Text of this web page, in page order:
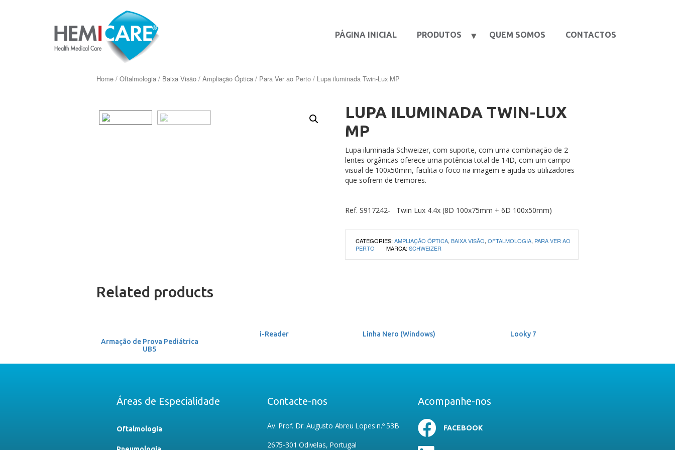
PÁGINA INICIAL PRODUTOS QUEM SOMOS CONTACTOS
Home / Oftalmologia / Baixa Visão / Ampliação Óptica / Para Ver ao Perto / Lupa iluminada Twin-Lux MP
LUPA ILUMINADA TWIN-LUX
MP
Lupa iluminada Schweizer, com suporte, com uma combinação de 2
lentes orgânicas oferece uma potência total de 14D, com um campo
visual de 100x50mm, facilita o foco na imagem e ajuda os utilizadores
que sofrem de tremores.
Ref. S917242- Twin Lux 4.4x (8D 100x75mm + 6D 100x50mm)
CATEGORIES: AMPLIAÇÃO ÓPTICA, BAIXA VISÃO, OFTALMOLOGIA, PARA VER AO
PERTO
MARCA: SCHWEIZER
Related products
Armação de Prova Pediátrica
UB5
i-Reader Linha Nero (Windows) Looky 7
Áreas de Especialidade
Oftalmologia
Contacte-nos
Av. Prof. Dr. Augusto Abreu Lopes n.º 53B
2675-301 Odivelas, Portugal
Acompanhe-nos
FACEBOOK